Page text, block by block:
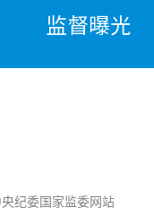
监督曝光
纪委国家监委网站